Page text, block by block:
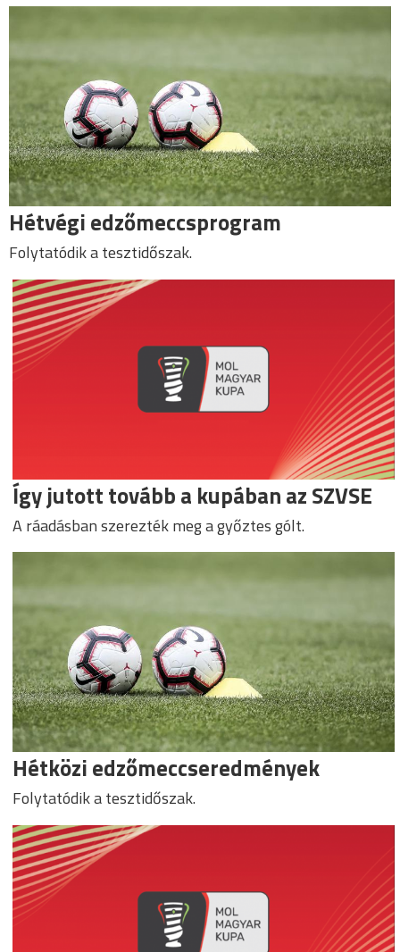
Hétvégi edzőmeccsprogram
Folytatódik a tesztidőszak.
Így jutott tovább a kupában az SZVSE
A ráadásban szerezték meg a győztes gólt.
Hétközi edzőmeccseredmények
Folytatódik a tesztidőszak.